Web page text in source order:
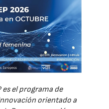
el programa de
orientado a